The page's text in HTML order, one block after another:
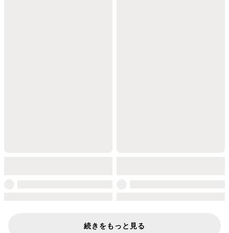
続きをもっと見る